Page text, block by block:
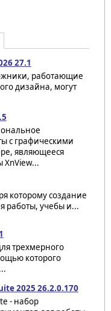
27.1
работающие
дизайна, могут
с графическими
являющееся
которому создание
работы, учебы и...
трехмерного
которого
2025 26.2.0.170
- набор